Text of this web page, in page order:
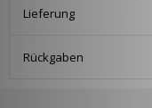
Lieferung
Rückgaben